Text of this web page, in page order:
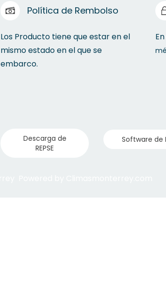
Política de Rembolso
Los Producto tiene que estar en el
mismo estado en el que se
embarco.
Descarga de
REPSE
Software de